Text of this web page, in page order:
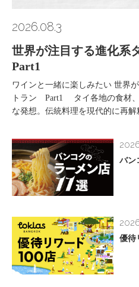
2026.08.3
世界が注目する進化系
Part1
ワインと一緒に楽しみたい 世界
トラン Part1 タイ各地の食材
な発想。伝統料理を現代的に再
バン
優待